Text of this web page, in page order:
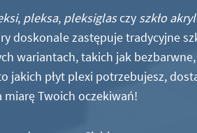
, pleksa, pleksiglasczy szkło
doskonale zastępuje tradycyjne
wariantach, takich jak
jakich płyt plexi potrzebujesz,
Twoich oczekiwań!